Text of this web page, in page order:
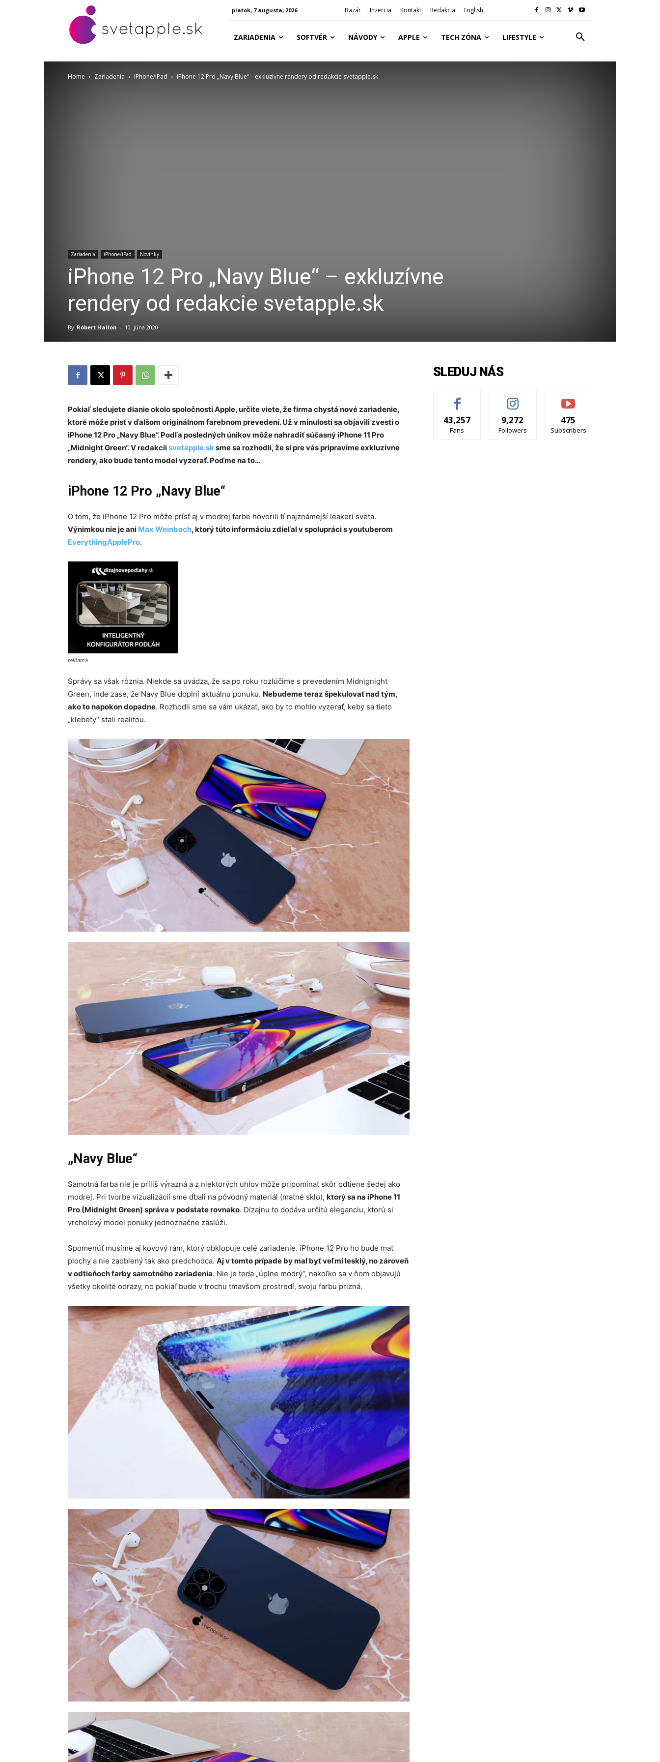
piatok, 7 augusta, 2026 Bazár Inzercia Kontakt Redakcia English
ZARIADENIA SOFTVÉR NÁVODY APPLE TECH ZÓNA LIFESTYLE
Home Zariadenia iPhone/iPad iPhone 12 Pro „Navy Blue“ – exkluzívne rendery od redakcie svetapple.sk
Zariadenia iPhone/iPad Novinky
iPhone 12 Pro „Navy Blue“ – exkluzívne
rendery od redakcie svetapple.sk
By Róbert Hallon - 10. júna 2020
Pokiaľ sledujete dianie okolo spoločnosti Apple, určite viete, že firma chystá nové zariadenie,
ktoré môže prísť v ďalšom originálnom farebnom prevedení. Už v minulosti sa objavili zvesti o
iPhone 12 Pro „Navy Blue“. Podľa posledných únikov môže nahradiť súčasný iPhone 11 Pro
„Midnight Green“. V redakciisvetapple.sksme sa rozhodli, že si pre vás pripravíme exkluzívne
rendery, ako bude tento model vyzerať. Poďme na to…
iPhone 12 Pro „Navy Blue“
O tom, že iPhone 12 Pro môže prísť aj v modrej farbe hovorili tí najznámejší leakeri sveta.
Výnimkou nie je ani Max Weinbach, ktorý túto informáciu zdieľal v spolupráci s youtuberom
EverythingApplePro.
reklama
Správy sa však rôznia. Niekde sa uvádza, že sa po roku rozlúčime s prevedením Midnignight
Green, inde zase, že Navy Blue doplní aktuálnu ponuku. Nebudeme teraz špekulovať nad tým,
ako to napokon dopadne. Rozhodli sme sa vám ukázať, ako by to mohlo vyzerať, keby sa tieto
„klebety“ stali realitou.
„Navy Blue“
Samotná farba nie je príliš výrazná a z niektorých uhlov môže pripomínať skôr odtiene šedej ako
modrej. Pri tvorbe vizualizácii sme dbali na pôvodný materiál (matné sklo), ktorý sa na iPhone 11
Pro (Midnight Green) správa v podstate rovnako. Dizajnu to dodáva určitú eleganciu, ktorú si
vrcholový model ponuky jednoznačne zaslúži.
Spomenúť musíme aj kovový rám, ktorý obklopuje celé zariadenie. iPhone 12 Pro ho bude mať
plochy a nie zaoblený tak ako predchodca. Aj v tomto prípade by mal byť veľmi lesklý, no zároveň
v odtieňoch farby samotného zariadenia. Nie je teda „úplne modrý“, nakoľko sa v ňom objavujú
všetky okolité odrazy, no pokiaľ bude v trochu tmavšom prostredí, svoju farbu prizná.
SLEDUJ NÁS
43,257
Fans
9,272
Followers
475
Subscribers